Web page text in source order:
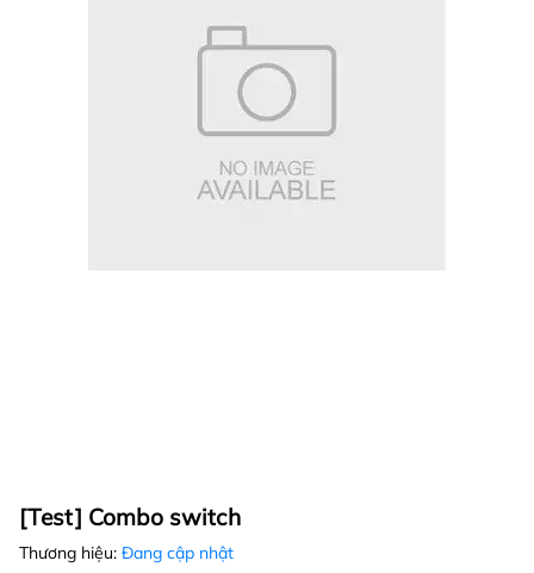
[Test] Combo switch
Thương hiệu: Đang cập nhật